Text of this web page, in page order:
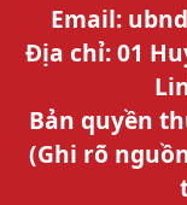
Email:
Địa chỉ: 01
Bản quyền
(Ghi rõ